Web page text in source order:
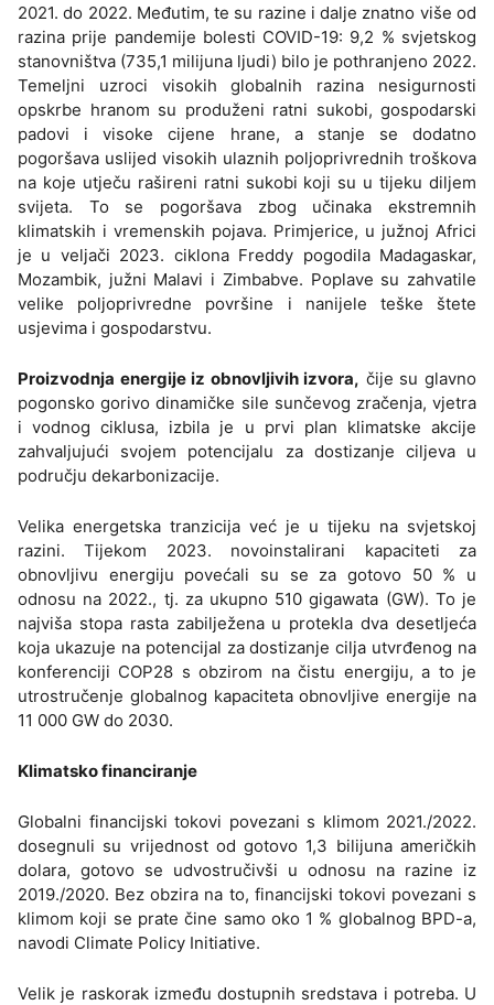
2021. do 2022. Međutim, te su razine i dalje znatno više od
razina prije pandemije bolesti COVID-19: 9,2 % svjetskog
stanovništva (735,1 milijuna ljudi) bilo je pothranjeno 2022.
Temeljni uzroci visokih globalnih razina nesigurnosti
opskrbe hranom su produženi ratni sukobi, gospodarski
padovi i visoke cijene hrane, a stanje se dodatno
pogoršava uslijed visokih ulaznih poljoprivrednih troškova
na koje utječu rašireni ratni sukobi koji su u tijeku diljem
svijeta. To se pogoršava zbog učinaka ekstremnih
klimatskih i vremenskih pojava. Primjerice, u južnoj Africi
je u veljači 2023. ciklona Freddy pogodila Madagaskar,
Mozambik, južni Malavi i Zimbabve. Poplave su zahvatile
velike poljoprivredne površine i nanijele teške štete
usjevima i gospodarstvu.
Proizvodnja energije iz obnovljivih izvora, čije su glavno
pogonsko gorivo dinamičke sile sunčevog zračenja, vjetra
i vodnog ciklusa, izbila je u prvi plan klimatske akcije
zahvaljujući svojem potencijalu za dostizanje ciljeva u
području dekarbonizacije.
Velika energetska tranzicija već je u tijeku na svjetskoj
razini. Tijekom 2023. novoinstalirani kapaciteti za
obnovljivu energiju povećali su se za gotovo 50 % u
odnosu na 2022., tj. za ukupno 510 gigawata (GW). To je
najviša stopa rasta zabilježena u protekla dva desetljeća
koja ukazuje na potencijal za dostizanje cilja utvrđenog na
konferenciji COP28 s obzirom na čistu energiju, a to je
utrostručenje globalnog kapaciteta obnovljive energije na
11 000 GW do 2030.
Klimatsko financiranje
Globalni financijski tokovi povezani s klimom 2021./2022.
dosegnuli su vrijednost od gotovo 1,3 bilijuna američkih
dolara, gotovo se udvostručivši u odnosu na razine iz
2019./2020. Bez obzira na to, financijski tokovi povezani s
klimom koji se prate čine samo oko 1 % globalnog BPD-a,
navodi Climate Policy Initiative.
Velik je raskorak između dostupnih sredstava i potreba. U